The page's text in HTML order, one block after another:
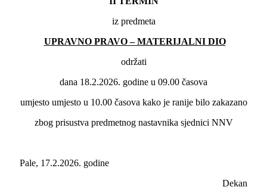
iz predmeta
UPRAVNO PRAVO – MATERIJALNI DIO
održati
dana 18.2.2026. godine u 09.00 časova
umjesto umjesto u 10.00 časova kako je ranije bilo zakazano
zbog prisustva predmetnog nastavnika sjednici NNV
Pale, 17.2.2026. godine
Dekan